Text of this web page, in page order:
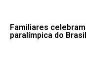
Familiares
paralímpica do Brasil